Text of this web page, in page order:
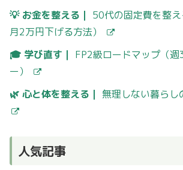
💡 お金を整える｜ 50代の固定費を整
月2万円下げる方法）
🎓 学び直す｜ FP2級ロードマップ（
ー）
🌿 心と体を整える｜ 無理しない暮ら
人気記事